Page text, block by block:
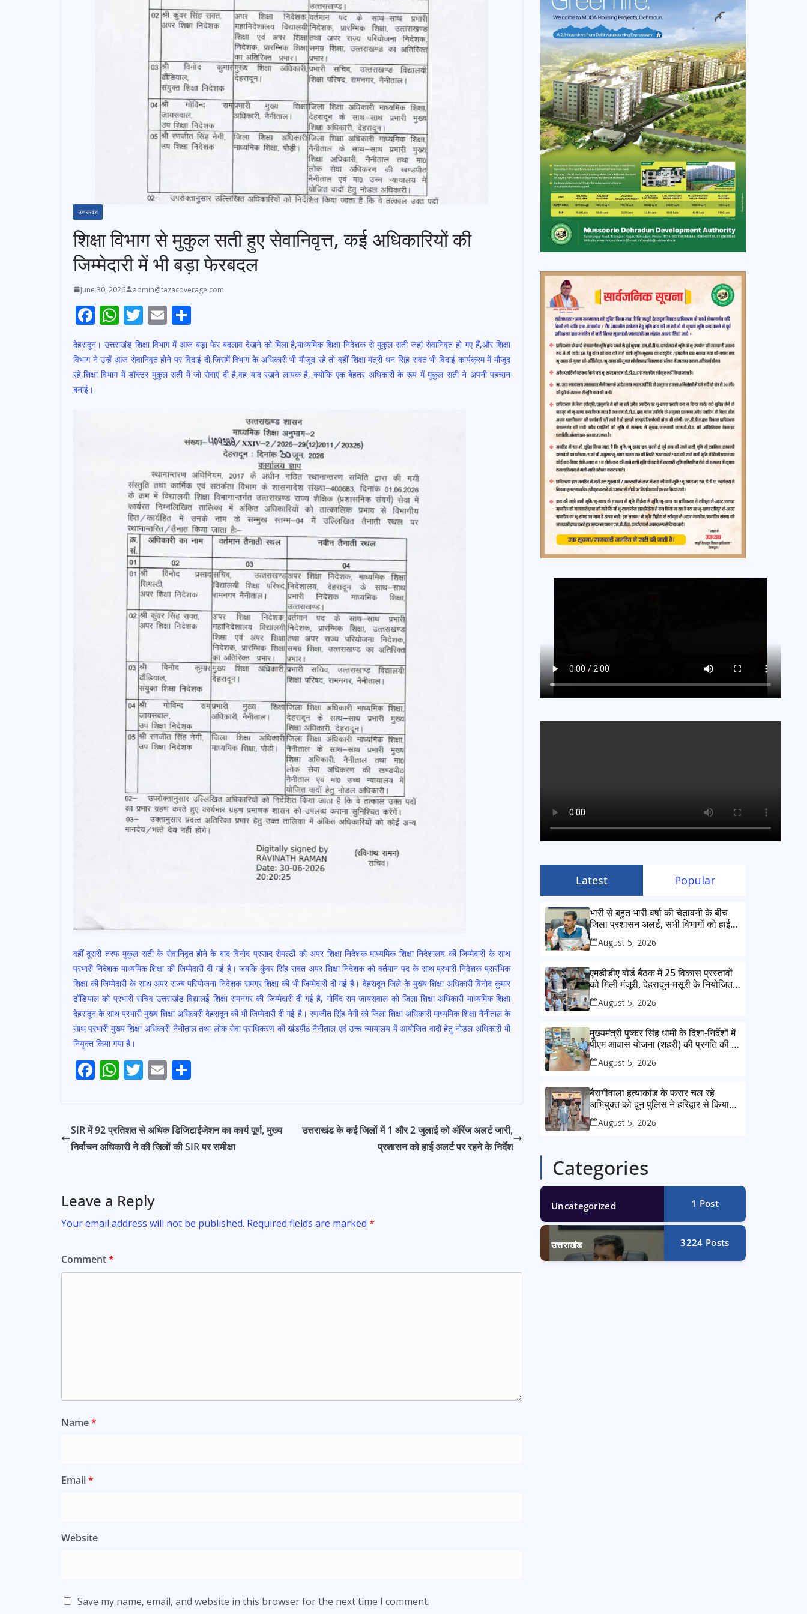
उत्तराखंड
शिक्षा विभाग से मुकुल सती हुए सेवानिवृत्त, कई अधिकारियों की
जिम्मेदारी में भी बड़ा फेरबदल
June 30, 2026 admin@tazacoverage.com
F
ac
e
b
W
h
at
s
T
w
itt
er
E
m
ai
l
ar
e
देहरादून। उत्तराखंड शिक्षा विभाग में आज बड़ा फेर बदलाव देखने को मिला है,माध्यमिक शिक्षा निदेशक से मुकुल सती जहां सेवानिवृत हो गए हैं,और शिक्षा
विभाग ने उन्हें आज सेवानिवृत होने पर विदाई दी,जिसमें विभाग के अधिकारी भी मौजूद रहे तो वहीं शिक्षा मंत्री धन सिंह रावत भी विदाई कार्यक्रम में मौजूद
रहे,शिक्षा विभाग में डॉक्टर मुकुल सती में जो सेवाएं दी है,वह याद रखने लायक है, क्योंकि एक बेहतर अधिकारी के रूप में मुकुल सती ने अपनी पहचान
बनाई।
वहीं दूसरी तरफ मुकुल सती के सेवानिवृत होने के बाद विनोद प्रसाद सेमल्टी को अपर शिक्षा निदेशक माध्यमिक शिक्षा निदेशालय की जिम्मेदारी के साथ
प्रभारी निदेशक माध्यमिक शिक्षा की जिम्मेदारी दी गई है। जबकि कुंवर सिंह रावत अपर शिक्षा निदेशक को वर्तमान पद के साथ प्रभारी निदेशक प्रारंभिक
शिक्षा की जिम्मेदारी के साथ अपर राज्य परियोजना निदेशक समग्र शिक्षा की भी जिम्मेदारी दी गई है। देहरादून जिले के मुख्य शिक्षा अधिकारी विनोद कुमार
ढोंडियाल को प्रभारी सचिव उत्तराखंड विद्यालई शिक्षा रामनगर की जिम्मेदारी दी गई है, गोविंद राम जायसवाल को जिला शिक्षा अधिकारी माध्यमिक शिक्षा
देहरादून के साथ प्रभारी मुख्य शिक्षा अधिकारी देहरादून की भी जिम्मेदारी दी गई है। रणजीत सिंह नेगी को जिला शिक्षा अधिकारी माध्यमिक शिक्षा नैनीताल के
साथ प्रभारी मुख्य शिक्षा अधिकारी नैनीताल तथा लोक सेवा प्राधिकरण की खंडपीठ नैनीताल एवं उच्च न्यायालय में आयोजित वादों हेतु नोडल अधिकारी भी
नियुक्त किया गया है।
Post
navigation
F
ac
b
o
W
h
s
A
T
w
er
E
m
l e
SIR में 92 प्रतिशत से अधिक डिजिटाईजेशन का कार्य पूर्ण, मुख्य
निर्वाचन अधिकारी ने की जिलों की SIR पर समीक्षा
उत्तराखंड के कई जिलों में 1 और 2 जुलाई को ऑरेंज अलर्ट जारी,
प्रशासन को हाई अलर्ट पर रहने के निर्देश
Leave a Reply
Your email address will not be published. Required fields are marked *
Comment*
Name*
Email*
Website
Save my name, email, and website in this browser for the next time I comment.
Latest Popular
भारी से बहुत भारी वर्षा की चेतावनी के बीच
जिला प्रशासन अलर्ट, सभी विभागों को हाई
अलर्ट पर रहने के निर्देश
August 5, 2026
एमडीडीए बोर्ड बैठक में 25 विकास प्रस्तावों
को मिली मंजूरी, देहरादून-मसूरी के नियोजित
विकास को मिलेगी रफ्तार
August 5, 2026
मुख्यमंत्री पुष्कर सिंह धामी के दिशा-निर्देशों में
पीएम आवास योजना (शहरी) की प्रगति की हुई
समीक्षा
August 5, 2026
बैरागीवाला हत्याकांड के फरार चल रहे
अभियुक्त को दून पुलिस ने हरिद्वार से किया
गिरफ्तार
August 5, 2026
Categories
Uncategorized 1 Post
उत्तराखंड 3224 Posts